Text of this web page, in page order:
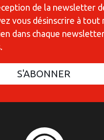
de la newsletter
vous désinscrire à tout
dans chaque